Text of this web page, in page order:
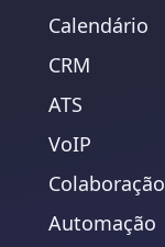
Calendário
CRM
ATS
VoIP
Colaboração
Automação